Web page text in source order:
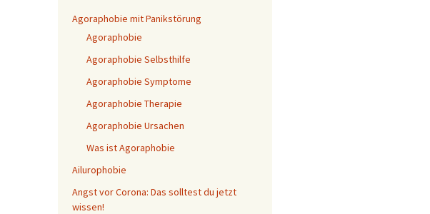
Agoraphobie mit Panikstörung
Agoraphobie
Agoraphobie Selbsthilfe
Agoraphobie Symptome
Agoraphobie Therapie
Agoraphobie Ursachen
Was ist Agoraphobie
Ailurophobie
Angst vor Corona: Das solltest du jetzt
wissen!